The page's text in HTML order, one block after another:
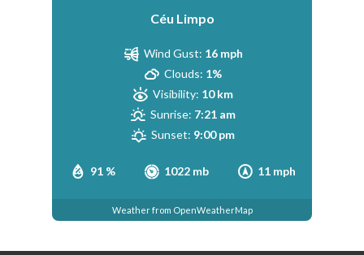
Céu Limpo
91 % 1022 mb 11 mph
Wind Gust: 16 mph
Clouds: 1%
Visibility: 10 km
Sunrise: 7:21 am
Sunset: 9:00 pm
Weather from OpenWeatherMap